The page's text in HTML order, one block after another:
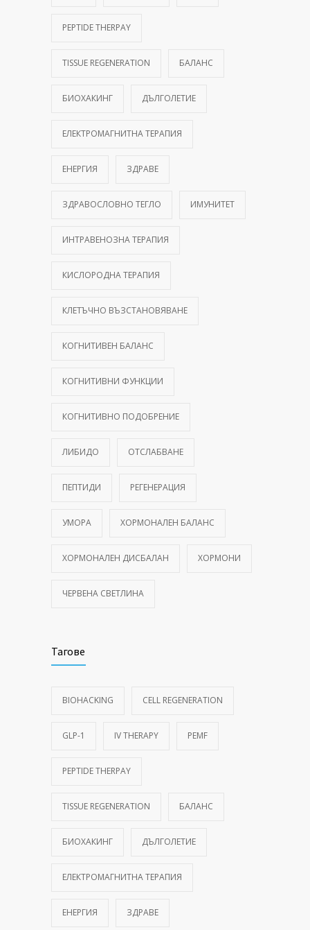
PEPTIDE THERPAY
TISSUE REGENERATION БАЛАНС
БИОХАКИНГ ДЪЛГОЛЕТИЕ
ЕЛЕКТРОМАГНИТНА ТЕРАПИЯ
ЕНЕРГИЯ ЗДРАВЕ
ЗДРАВОСЛОВНО ТЕГЛО ИМУНИТЕТ
ИНТРАВЕНОЗНА ТЕРАПИЯ
КИСЛОРОДНА ТЕРАПИЯ
КЛЕТЪЧНО ВЪЗСТАНОВЯВАНЕ
КОГНИТИВЕН БАЛАНС
КОГНИТИВНИ ФУНКЦИИ
КОГНИТИВНО ПОДОБРЕНИЕ
ЛИБИДО ОТСЛАБВАНЕ
ПЕПТИДИ РЕГЕНЕРАЦИЯ
УМОРА ХОРМОНАЛЕН БАЛАНС
ХОРМОНАЛЕН ДИСБАЛАН ХОРМОНИ
ЧЕРВЕНА СВЕТЛИНА
Тагове
BIOHACKING CELL REGENERATION
GLP-1 IV THERAPY PEMF
PEPTIDE THERPAY
TISSUE REGENERATION БАЛАНС
БИОХАКИНГ ДЪЛГОЛЕТИЕ
ЕЛЕКТРОМАГНИТНА ТЕРАПИЯ
ЕНЕРГИЯ ЗДРАВЕ